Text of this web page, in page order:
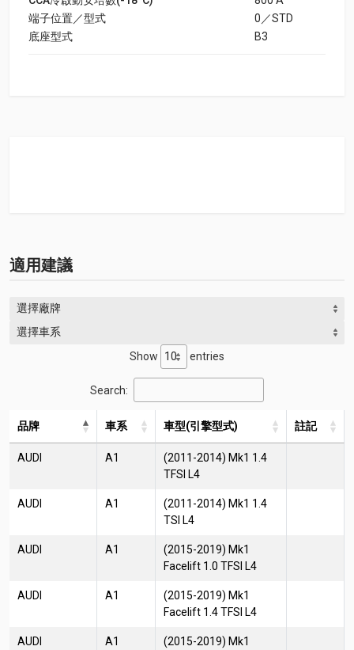
端子位置／型式
0／STD
底座型式
B3
適用建議
選擇廠牌
選擇車系
Show
entries
Search:
品牌 車系 車型(引擎型式) 註記
AUDI A1
(2011-2014) Mk1 1.4
TFSI L4
AUDI A1
(2011-2014) Mk1 1.4
TSI L4
AUDI A1
(2015-2019) Mk1
Facelift 1.0 TFSI L4
AUDI A1
(2015-2019) Mk1
Facelift 1.4 TFSI L4
AUDI A1
(2015-2019) Mk1